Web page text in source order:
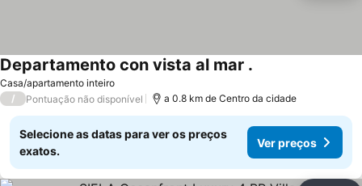
Casa/apartamento inteiro
Departamento con vista al mar .
/ Pontuação não disponível a 0.8 km de Centro da cidade
Selecione as datas para ver os preços
exatos.
Ver preços